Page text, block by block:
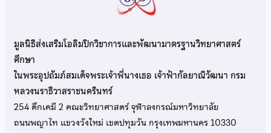
มูลนิธิส่งเสริมโอลิมปิกวิชาการและพัฒนามาตรฐานวิทยาศาสตร์
ศึกษา
ในพระอุปถัมภ์สมเด็จพระเจ้าพี่นางเธอ เจ้าฟ้ากัลยาณิวัฒนา กรม
หลวงนราธิวาสราชนครินทร์
254 ตึกเคมี 2 คณะวิทยาศาสตร์ จุฬาลงกรณ์มหาวิทยาลัย
ถนนพญาไท แขวงวังใหม่ เขตปทุมวัน กรุงเทพมหานคร 10330